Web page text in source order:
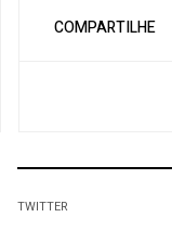
COMPARTILHE
TWITTER